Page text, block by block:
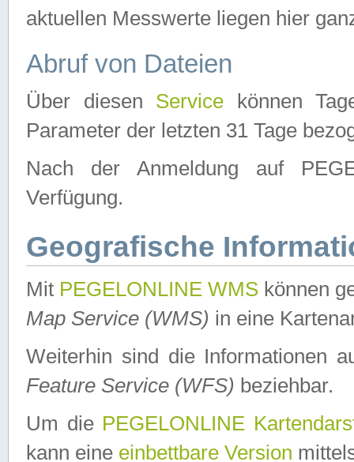
aktuellen Messwerte liegen hier
Abruf von Dateien
Über diesen Service können
Parameter der letzten 31 Tage
Nach der Anmeldung auf
Verfügung.
Geografische
Mit PEGELONLINE WMS können
Map Service (WMS) in eine
Weiterhin sind die Informationen
Feature Service (WFS) beziehbar.
Um die PEGELONLINE
kann eine einbettbare Version